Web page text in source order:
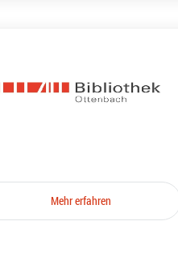
Mehr erfahren